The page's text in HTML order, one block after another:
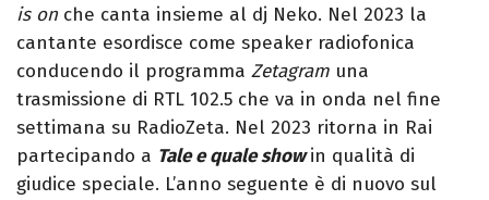
is onche canta insieme al dj Neko. Nel 2023 la
cantante esordisce come speaker radiofonica
conducendo il programma Zetagram una
trasmissione di RTL 102.5 che va in onda nel fine
settimana su RadioZeta. Nel 2023 ritorna in Rai
partecipando a Tale e quale showin qualità di
giudice speciale. L’anno seguente è di nuovo sul